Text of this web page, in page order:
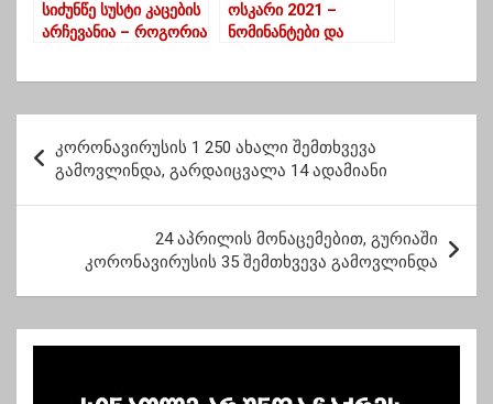
სიძუნწე სუსტი კაცების
არჩევანია – როგორია
ოსკარი 2021 –
ნომინანტები და
ო
ს
ნ
კორონავირუსის 1 250 ახალი შემთხვევა
გამოვლინდა, გარდაიცვალა 14 ადამიანი
24 აპრილის მონაცემებით, გურიაში
კორონავირუსის 35 შემთხვევა გამოვლინდა